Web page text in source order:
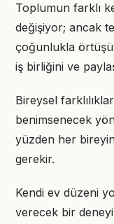
Toplumun farklı
değişiyor; ancak
çoğunlukla
iş birliğini ve
Bireysel
benimsenecek
yüzden her
gerekir.
Kendi ev düzeni
verecek bir